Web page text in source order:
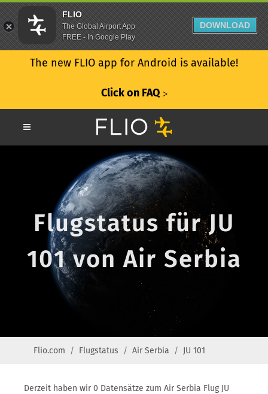
The new FLIO app for Android is available!
Click on FAQ ᐳ
Flugstatus für JU
101 von Air Serbia
Flio.com Flugstatus Air Serbia JU 101
Derzeit haben wir 0 Datensätze zum Air Serbia Flug JU
FLIO
The Global Airport App
FREE - In Google Play
DOWNLOAD